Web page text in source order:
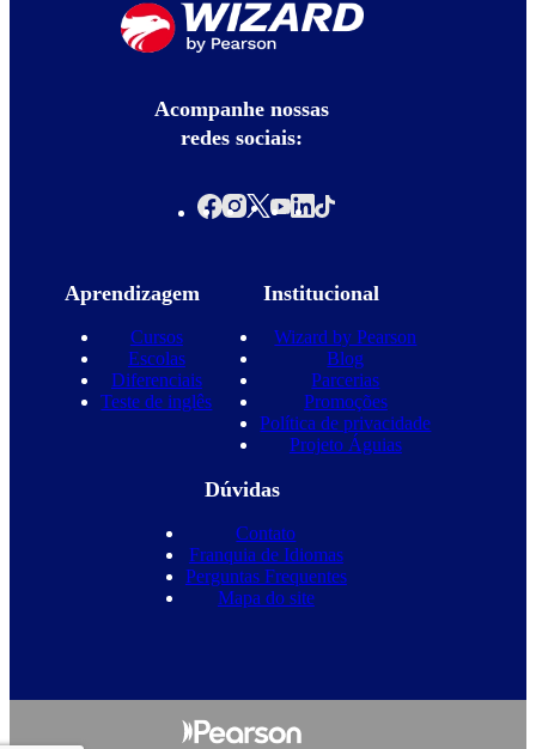
Acompanhe nossas
redes sociais:
Aprendizagem
Cursos
Escolas
Diferenciais
Teste de inglês
Institucional
Wizard by Pearson
Blog
Parcerias
Promoções
Política de privacidade
Projeto Águias
Dúvidas
Contato
Franquia de Idiomas
Perguntas Frequentes
Mapa do site